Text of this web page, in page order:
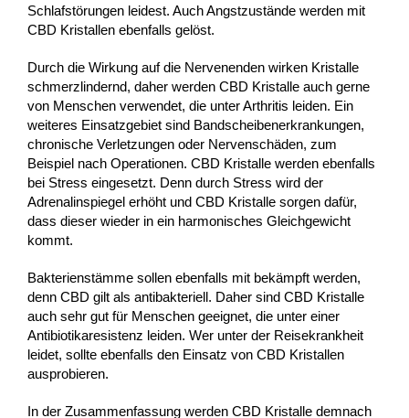
Schlafstörungen leidest. Auch Angstzustände werden mit
CBD Kristallen ebenfalls gelöst.
Durch die Wirkung auf die Nervenenden wirken Kristalle
schmerzlindernd, daher werden CBD Kristalle auch gerne
von Menschen verwendet, die unter Arthritis leiden. Ein
weiteres Einsatzgebiet sind Bandscheibenerkrankungen,
chronische Verletzungen oder Nervenschäden, zum
Beispiel nach Operationen. CBD Kristalle werden ebenfalls
bei Stress eingesetzt. Denn durch Stress wird der
Adrenalinspiegel erhöht und CBD Kristalle sorgen dafür,
dass dieser wieder in ein harmonisches Gleichgewicht
kommt.
Bakterienstämme sollen ebenfalls mit bekämpft werden,
denn CBD gilt als antibakteriell. Daher sind CBD Kristalle
auch sehr gut für Menschen geeignet, die unter einer
Antibiotikaresistenz leiden. Wer unter der Reisekrankheit
leidet, sollte ebenfalls den Einsatz von CBD Kristallen
ausprobieren.
In der Zusammenfassung werden CBD Kristalle demnach